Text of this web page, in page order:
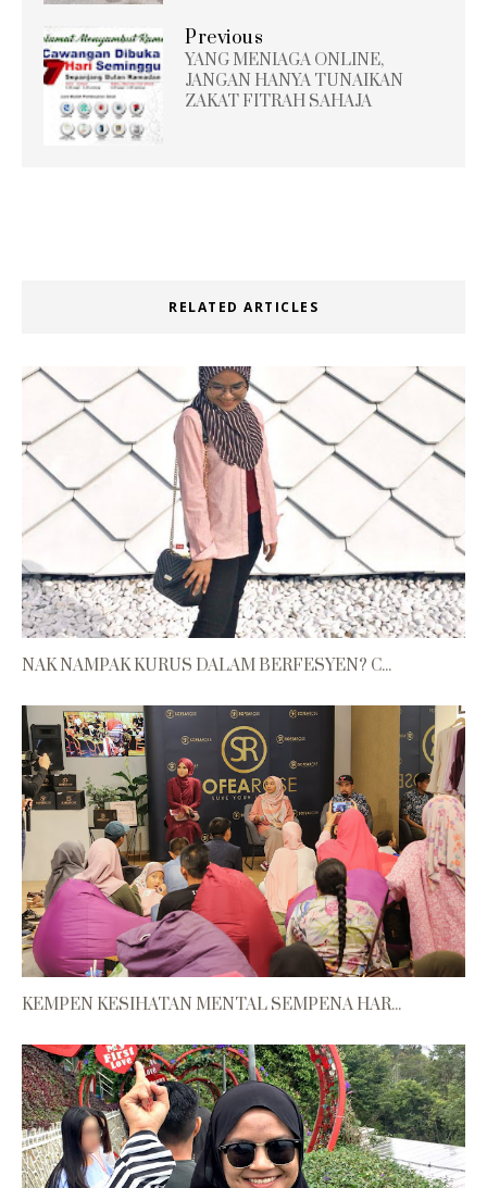
Previous
YANG MENIAGA ONLINE,
JANGAN HANYA TUNAIKAN
ZAKAT FITRAH SAHAJA
RELATED ARTICLES
NAK NAMPAK KURUS DALAM BERFESYEN? C...
KEMPEN KESIHATAN MENTAL SEMPENA HAR...